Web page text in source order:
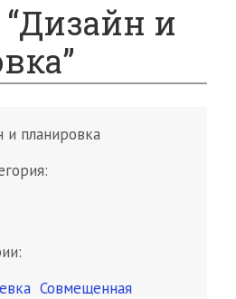
и
и планировка
Совмещенная